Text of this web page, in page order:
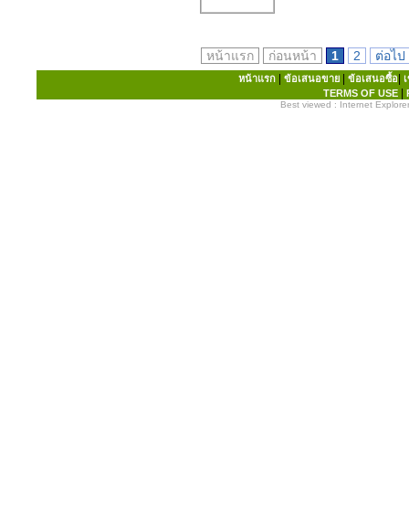
หน้าแรก ก่อนหน้า 1 2 ต่อไป
หน้าแรก| ข้อเสนอขาย| ข้อเสนอซื้อ
TERMS OF USE|
Best viewed : Internet